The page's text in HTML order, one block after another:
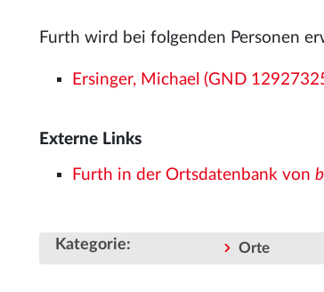
Furth wird bei folgenden Personen
Ersinger, Michael (GND
Externe Links
Furth in der Ortsdatenbank von
Kategorie: Orte